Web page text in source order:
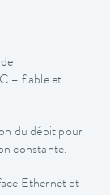
– fiable et
du débit pour
constante.
Ethernet et